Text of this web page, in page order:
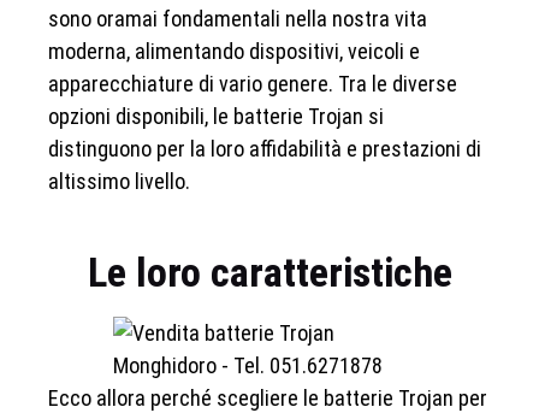
sono oramai fondamentali nella nostra vita
moderna, alimentando dispositivi, veicoli e
apparecchiature di vario genere. Tra le diverse
opzioni disponibili, le batterie Trojan si
distinguono per la loro affidabilità e prestazioni di
altissimo livello.
Le loro caratteristiche
Ecco allora perché scegliere le batterie Trojan per